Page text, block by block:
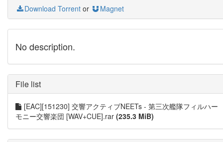
Download Torrent or Magnet
No description.
File list
[EAC][151230] 交響アクティブNEETs - 第三次艦隊フィルハー
モニー交響楽団 [WAV+CUE].rar (235.3 MiB)